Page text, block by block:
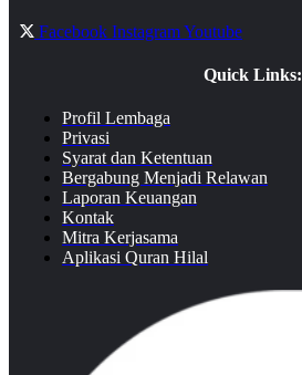
Facebook InstagramYoutube
Quick Links:
Profil Lembaga
Privasi
Syarat dan Ketentuan
Bergabung Menjadi Relawan
Laporan Keuangan
Kontak
Mitra Kerjasama
Aplikasi Quran Hilal